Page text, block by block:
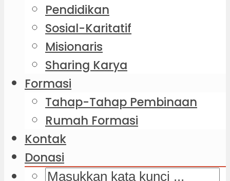
Pendidikan
Sosial-Karitatif
Misionaris
Sharing Karya
Formasi
Tahap-Tahap Pembinaan
Rumah Formasi
Kontak
Donasi